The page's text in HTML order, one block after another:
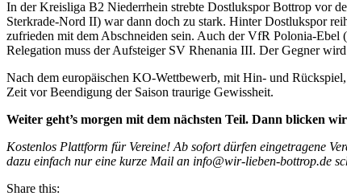
In der Kreisliga B2 Niederrhein strebte Dostlukspor Bottrop vor
Sterkrade-Nord II) war dann doch zu stark. Hinter Dostlukspor
zufrieden mit dem Abschneiden sein. Auch der VfR Polonia-
Relegation muss der Aufsteiger SV Rhenania III. Der Gegner
Nach dem europäischen KO-Wettbewerb, mit Hin- und
Zeit vor Beendigung der Saison traurige Gewissheit.
Weiter geht’s morgen mit dem nächsten Teil. Dann blicken
Kostenlos Plattform für Vereine! Ab sofort dürfen eingetragene
dazu einfach nur eine kurze Mail an info@wir-lieben-bottrop.de
Share this: